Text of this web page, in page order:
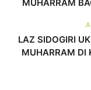
MUHARRAM
LAZ SIDOGIRI
MUHARRAM DI